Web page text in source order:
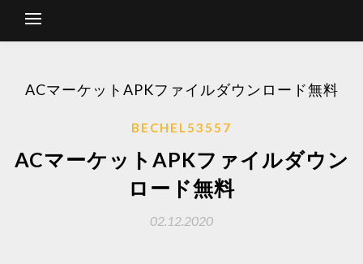
ACマーケットAPKファイルダウンロード無料
BECHEL53557
ACマーケットAPKファイルダウン
ロード無料
02.12.2020